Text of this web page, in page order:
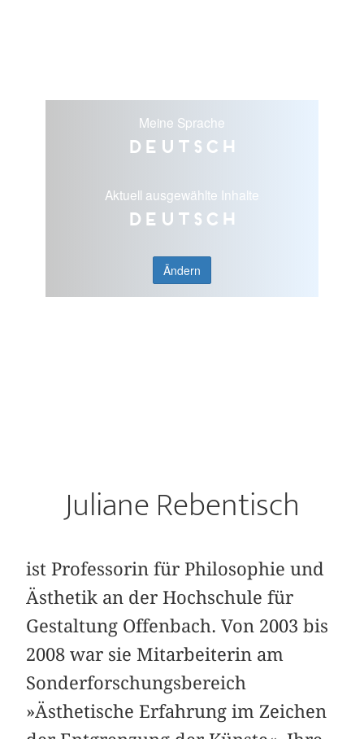
Meine Sprache
Deutsch
Aktuell ausgewählte Inhalte
Deutsch
Ändern
Juliane Rebentisch
ist Professorin für Philosophie und
Ästhetik an der Hochschule für
Gestaltung Offenbach. Von 2003 bis
2008 war sie Mitarbeiterin am
Sonderforschungsbereich
»Ästhetische Erfahrung im Zeichen